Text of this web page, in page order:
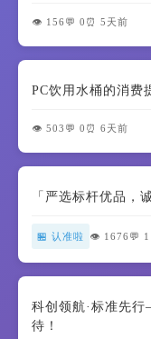
👁️ 156 💬 0 ⏰ 5天前
PC饮用水桶的消费
👁️ 503 💬 0 ⏰ 6天前
「严选标杆优品，
🏪 认准啦 👁️ 1676 💬 1
科创领航·标准先
待！